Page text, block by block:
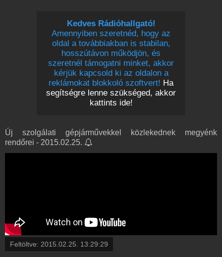
Kedves Rádióhallgató!
Amennyiben szeretnéd, hogy az
oldal a továbbiakban is stabilan,
hosszútávon működjön, és
szeretnél támogatni minket, akkor
kérjük kapcsold ki az oldalon a
reklámokat blokkoló szoftvert! Ha
segítségre lenne szükséged, akkor
kattints ide!
Új szolgálati gépjárművekkel közlekednek megyénk
rendőrei - 2015.02.25.
Feltöltve: 2015.02.25. 13:29:29